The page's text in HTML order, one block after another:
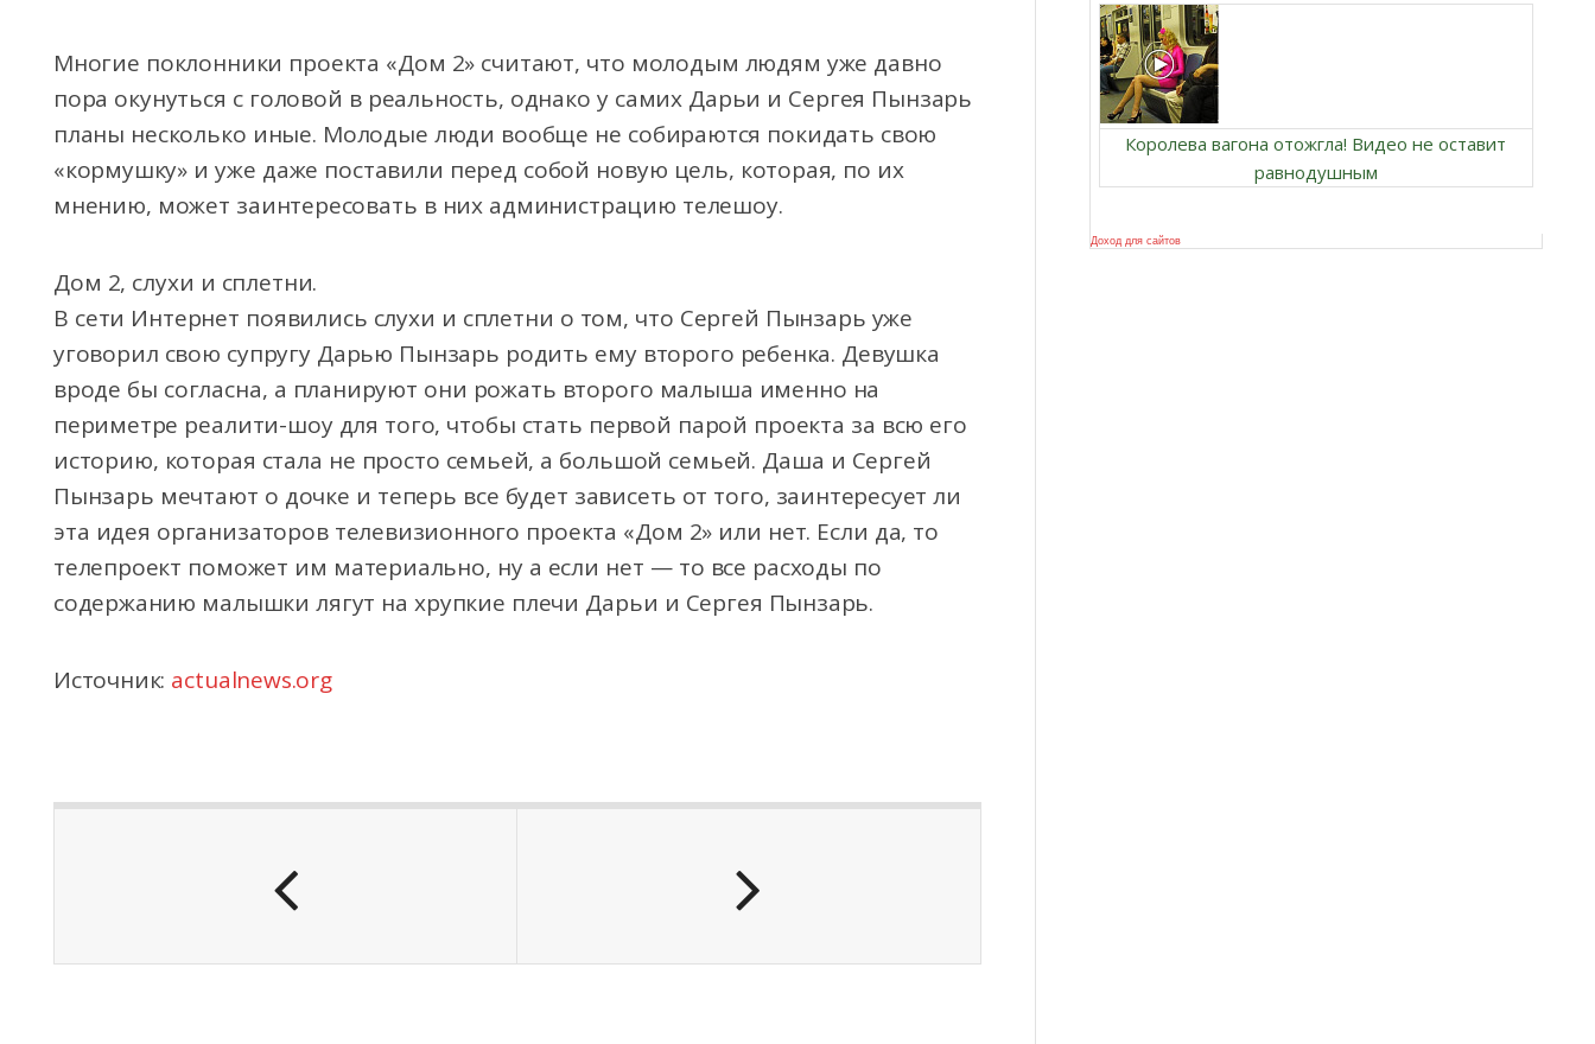
Многие поклонники проекта «Дом 2» считают, что молодым людям уже давно
пора окунуться с головой в реальность, однако у самих Дарьи и Сергея Пынзарь
планы несколько иные. Молодые люди вообще не собираются покидать свою
«кормушку» и уже даже поставили перед собой новую цель, которая, по их
мнению, может заинтересовать в них администрацию телешоу.
Дом 2, слухи и сплетни.
В сети Интернет появились слухи и сплетни о том, что Сергей Пынзарь уже
уговорил свою супругу Дарью Пынзарь родить ему второго ребенка. Девушка
вроде бы согласна, а планируют они рожать второго малыша именно на
периметре реалити-шоу для того, чтобы стать первой парой проекта за всю его
историю, которая стала не просто семьей, а большой семьей. Даша и Сергей
Пынзарь мечтают о дочке и теперь все будет зависеть от того, заинтересует ли
эта идея организаторов телевизионного проекта «Дом 2» или нет. Если да, то
телепроект поможет им материально, ну а если нет — то все расходы по
содержанию малышки лягут на хрупкие плечи Дарьи и Сергея Пынзарь.
Источник: actualnews.org
Королева вагона отожгла! Видео не оставит
равнодушным
Доход для сайтов